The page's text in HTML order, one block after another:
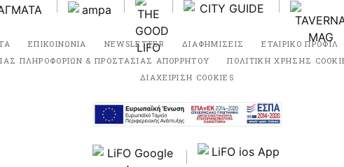
ΕΠΙΚΟΙΝΩΝΙΑ NEWSLETTER ΔΙΑΦΗΜΙΣΕΙΣ ΕΤΑΙΡΙΚΟ ΠΡΟΦΙΛ
ΠΛΗΡΟΦΟΡΙΩΝ & ΠΡΟΣΤΑΣΙΑΣ ΑΠΟΡΡΗΤΟΥ
ΠΟΛΙΤΙΚΗ ΧΡΗΣΗΣ
ΔΙΑΧΕΙΡΙΣΗ COOKIES